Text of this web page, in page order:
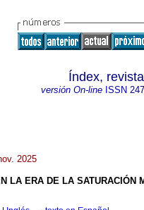
Índex,
versión On-lineISSN
2025
LA ERA DE LA SATURACIÓN